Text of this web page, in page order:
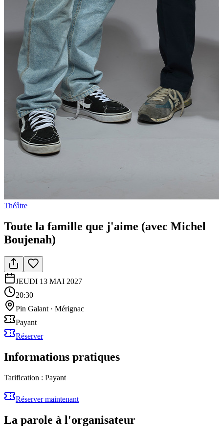
Théâtre
Toute la famille que j'aime (avec Michel
Boujenah)
JEUDI 13 MAI 2027
20:30
Pin Galant · Mérignac
Payant
Réserver
Informations pratiques
Tarification : Payant
Réserver maintenant
La parole à l'organisateur